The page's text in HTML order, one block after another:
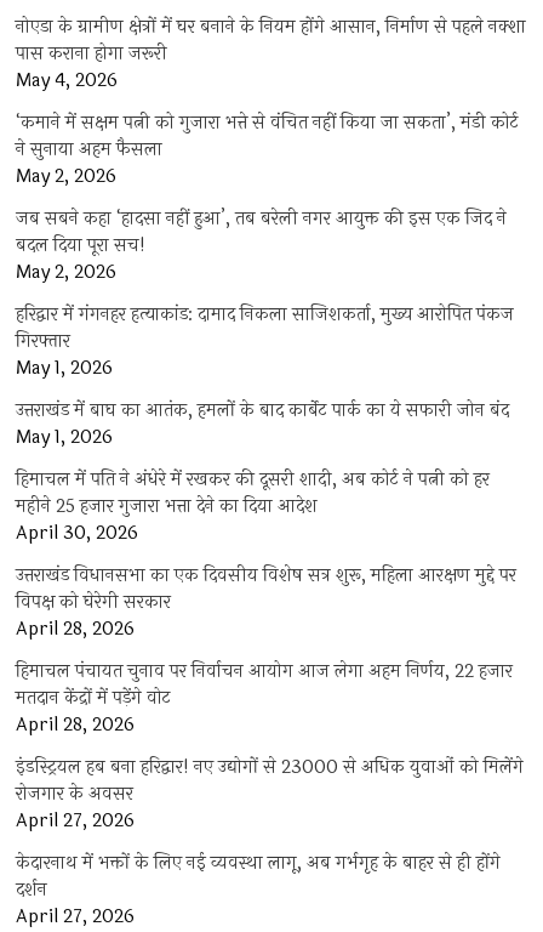
नोएडा के ग्रामीण क्षेत्रों में घर बनाने के नियम होंगे आसान, निर्माण से पहले नक्शा
पास कराना होगा जरूरी
May 4, 2026
‘कमाने में सक्षम पत्नी को गुजारा भत्ते से वंचित नहीं किया जा सकता’, मंडी कोर्ट
ने सुनाया अहम फैसला
May 2, 2026
जब सबने कहा ‘हादसा नहीं हुआ’, तब बरेली नगर आयुक्त की इस एक जिद ने
बदल दिया पूरा सच!
May 2, 2026
हरिद्वार में गंगनहर हत्याकांड: दामाद निकला साजिशकर्ता, मुख्य आरोपित पंकज
गिरफ्तार
May 1, 2026
उत्तराखंड में बाघ का आतंक, हमलों के बाद कार्बेट पार्क का ये सफारी जोन बंद
May 1, 2026
हिमाचल में पति ने अंधेरे में रखकर की दूसरी शादी, अब कोर्ट ने पत्नी को हर
महीने 25 हजार गुजारा भत्ता देने का दिया आदेश
April 30, 2026
उत्तराखंड विधानसभा का एक दिवसीय विशेष सत्र शुरू, महिला आरक्षण मुद्दे पर
विपक्ष को घेरेगी सरकार
April 28, 2026
हिमाचल पंचायत चुनाव पर निर्वाचन आयोग आज लेगा अहम निर्णय, 22 हजार
मतदान केंद्रों में पड़ेंगे वोट
April 28, 2026
इंडस्ट्रियल हब बना हरिद्वार! नए उद्योगों से 23000 से अधिक युवाओं को मिलेंगे
रोजगार के अवसर
April 27, 2026
केदारनाथ में भक्तों के लिए नई व्यवस्था लागू, अब गर्भगृह के बाहर से ही होंगे
दर्शन
April 27, 2026